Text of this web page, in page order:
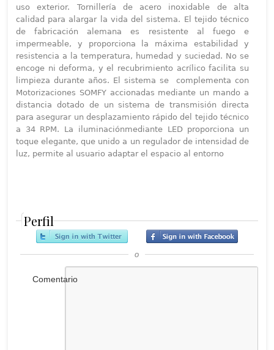
uso exterior. Tornillería de acero inoxidable de alta
calidad para alargar la vida del sistema. El tejido técnico
de fabricación alemana es resistente al fuego e
impermeable, y proporciona la máxima estabilidad y
resistencia a la temperatura, humedad y suciedad. No se
encoge ni deforma, y el recubrimiento acrílico facilita su
limpieza durante años. El sistema se complementa con
Motorizaciones SOMFY accionadas mediante un mando a
distancia dotado de un sistema de transmisión directa
para asegurar un desplazamiento rápido del tejido técnico
a 34 RPM. La iluminaciónmediante LED proporciona un
toque elegante, que unido a un regulador de intensidad de
luz, permite al usuario adaptar el espacio al entorno
Perfil
o
Comentario